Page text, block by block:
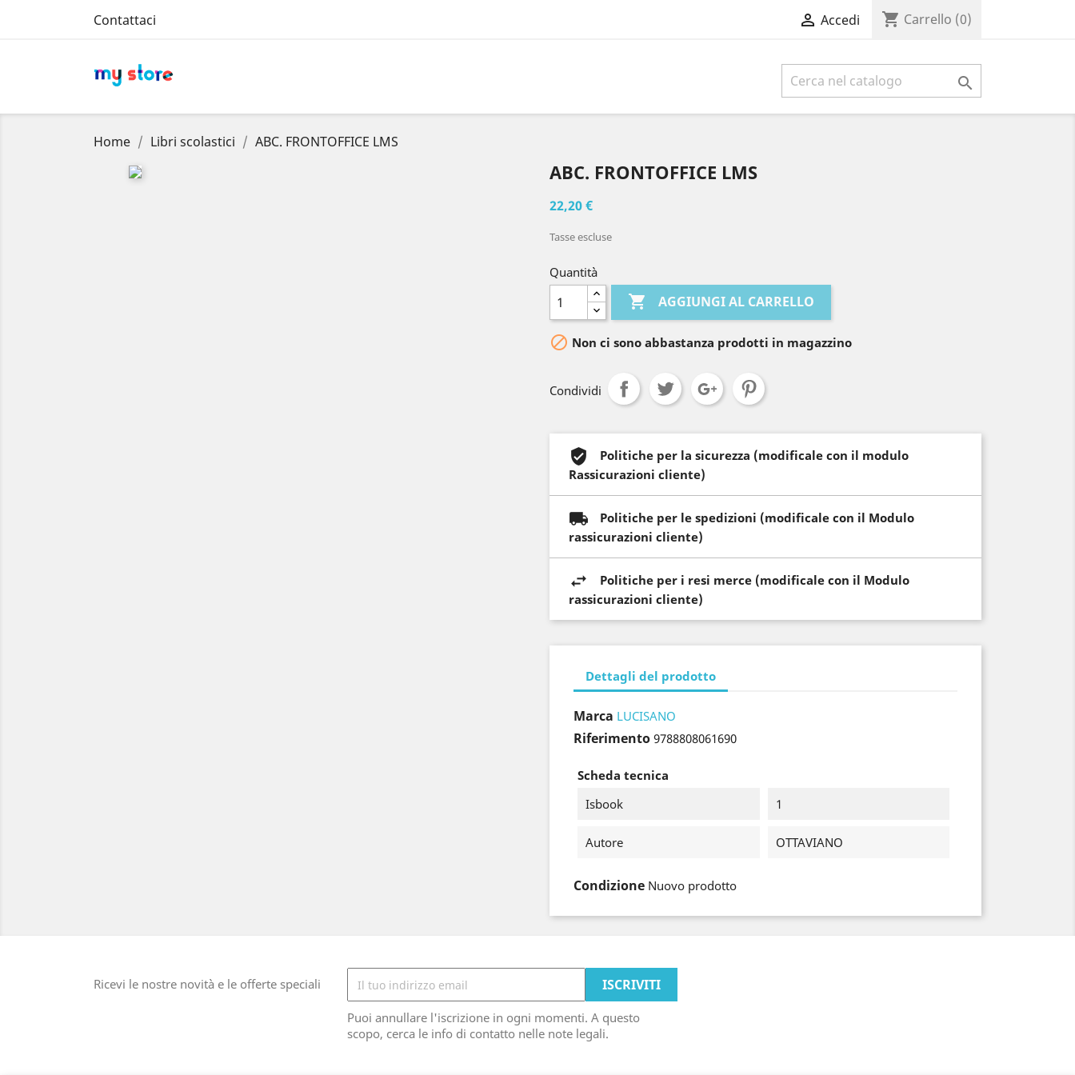
Contattaci  Accedi shopping_cart Carrello (0)

Home Libri scolastici ABC. FRONTOFFICE LMS
ABC. FRONTOFFICE LMS
22,20 €
Tasse escluse
Quantità
 AGGIUNGI AL CARRELLO
 Non ci sono abbastanza prodotti in magazzino
Condividi
Politiche per la sicurezza (modificale con il modulo
Rassicurazioni cliente)
Politiche per le spedizioni (modificale con il Modulo
rassicurazioni cliente)
Politiche per i resi merce (modificale con il Modulo
rassicurazioni cliente)
Dettagli del prodotto
Marca LUCISANO
Riferimento 9788808061690
Scheda tecnica
Isbook
1
Autore OTTAVIANO
Condizione Nuovo prodotto
Ricevi le nostre novità e le offerte speciali
Puoi annullare l'iscrizione in ogni momenti. A questo
scopo, cerca le info di contatto nelle note legali.